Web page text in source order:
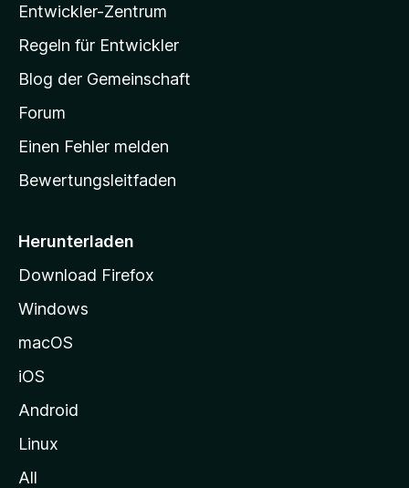
n
n
5
t
r
e
n
a
-
t
a
r
s
i
e
g
e
n
Entwickler-Zentrum
Regeln für Entwickler
Blog der Gemeinschaft
Forum
Einen Fehler melden
Bewertungsleitfaden
Herunterladen
Download Firefox
Windows
macOS
iOS
Android
Linux
All